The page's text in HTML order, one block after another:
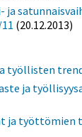
ja
(20.12.2013)
työllisten
ja
ja työttömien